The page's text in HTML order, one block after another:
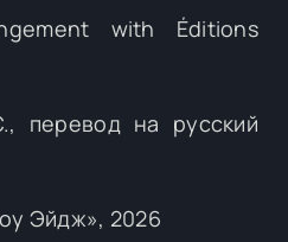
with Éditions
перевод на русский
Эйдж», 2026